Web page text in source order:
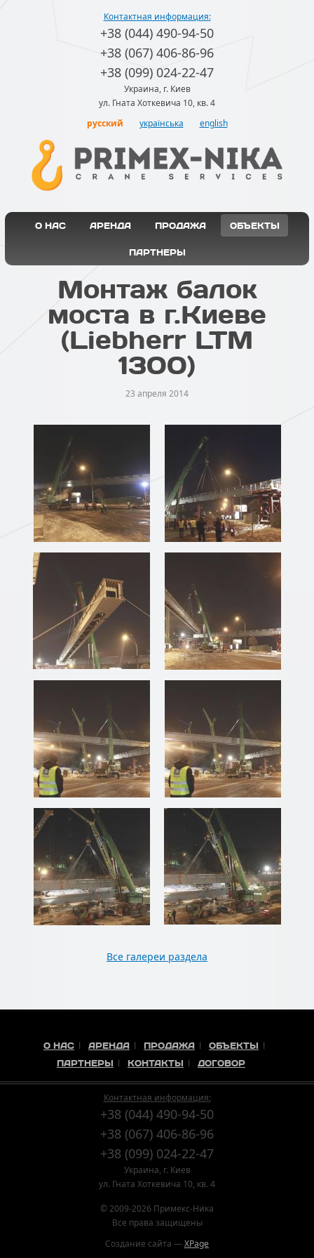
Контактная информация:
+38 (044) 490-94-50
+38 (067) 406-86-96
+38 (099) 024-22-47
Украина, г. Киев
ул. Гната Хоткевича 10, кв. 4
русский
українська english
О НАС АРЕНДА ПРОДАЖА ОБЪЕКТЫ
ПАРТНЕРЫ
Монтаж балок
моста в г.Киеве
(Liebherr LTM
1300)
23 апреля 2014
Все галереи раздела
© 2009-2026 Примекс-Ника
Все права защищены
Создание сайта —XPage
О НАС АРЕНДА ПРОДАЖА
ОБЪЕКТЫ
ПАРТНЕРЫ
КОНТАКТЫ ДОГОВОР
Контактная информация:
+38 (044) 490-94-50
+38 (067) 406-86-96
+38 (099) 024-22-47
Украина, г. Киев
ул. Гната Хоткевича 10, кв. 4